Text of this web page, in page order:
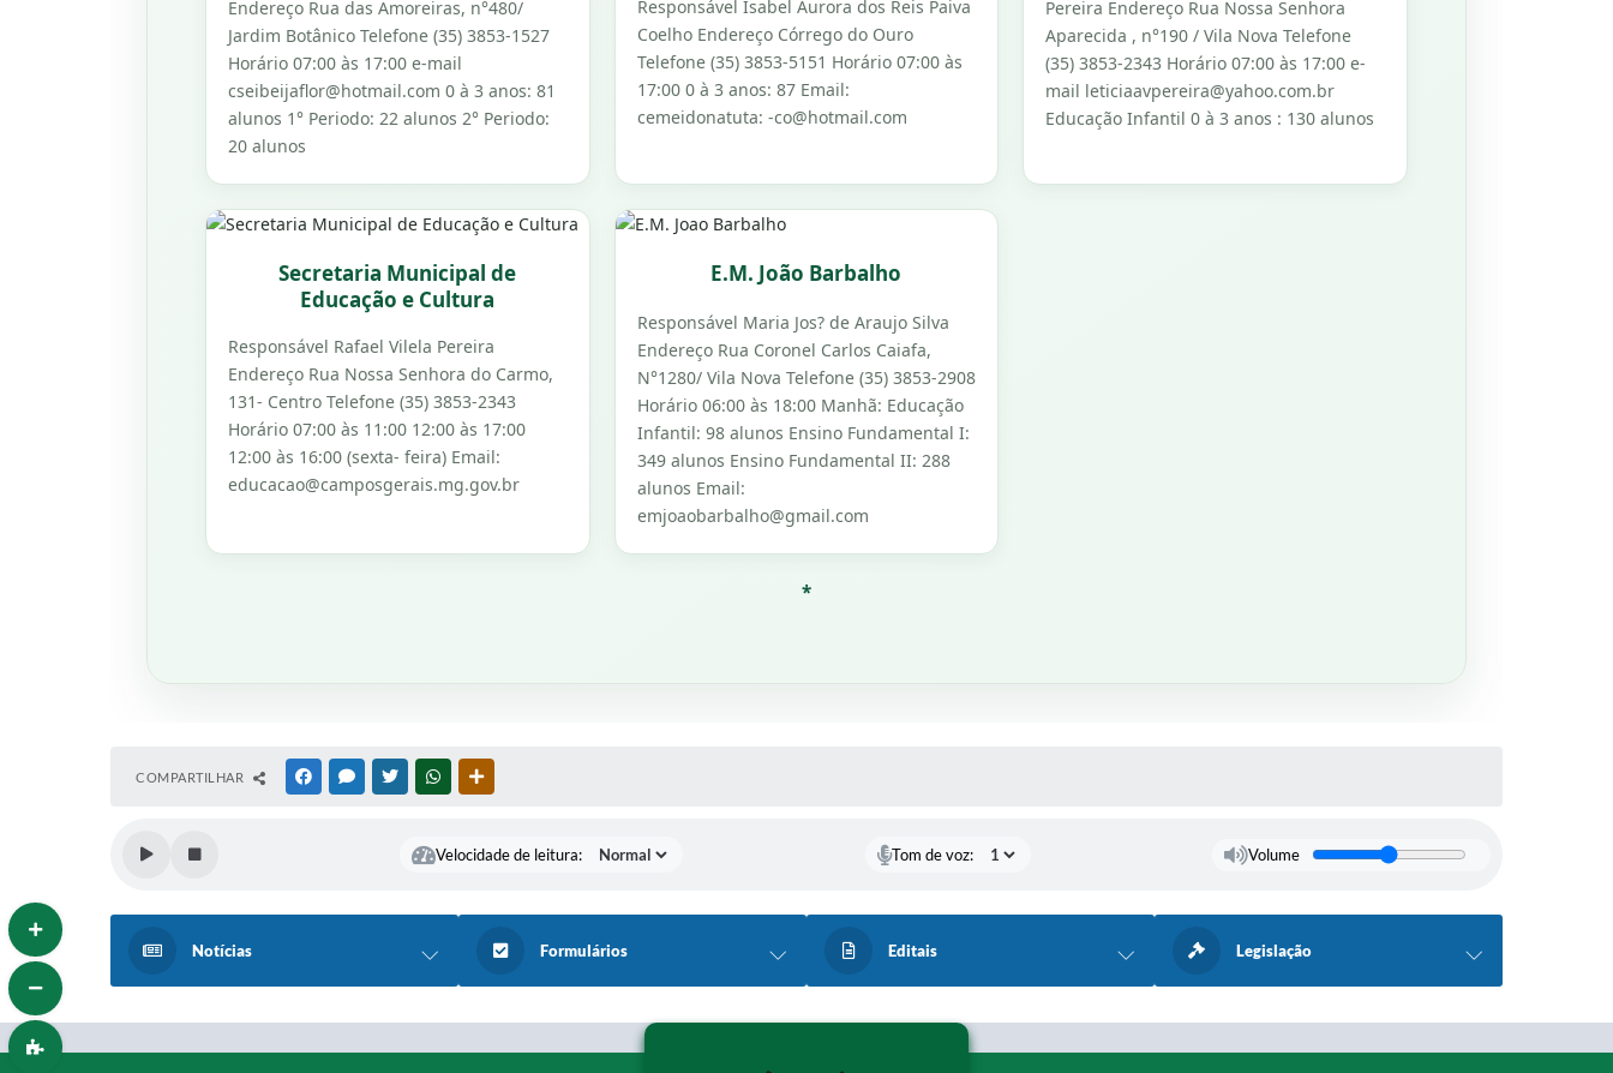
Endereço Rua das Amoreiras, n°480/
Jardim Botânico Telefone (35) 3853-1527
Horário 07:00 às 17:00 e-mail
cseibeijaflor@hotmail.com 0 à 3 anos: 81
alunos 1° Periodo: 22 alunos 2° Periodo:
20 alunos
Responsável Isabel Aurora dos Reis Paiva
Coelho Endereço Córrego do Ouro
Telefone (35) 3853-5151 Horário 07:00 às
17:00 0 à 3 anos: 87 Email:
cemeidonatuta: -co@hotmail.com
Pereira Endereço Rua Nossa Senhora
Aparecida , n°190 / Vila Nova Telefone
(35) 3853-2343 Horário 07:00 às 17:00 e-
mail leticiaavpereira@yahoo.com.br
Educação Infantil 0 à 3 anos : 130 alunos
Secretaria Municipal de
Educação e Cultura
Responsável Rafael Vilela Pereira
Endereço Rua Nossa Senhora do Carmo,
131- Centro Telefone (35) 3853-2343
Horário 07:00 às 11:00 12:00 às 17:00
12:00 às 16:00 (sexta- feira) Email:
educacao@camposgerais.mg.gov.br
E.M. João Barbalho
Responsável Maria Jos? de Araujo Silva
Endereço Rua Coronel Carlos Caiafa,
N°1280/ Vila Nova Telefone (35) 3853-2908
Horário 06:00 às 18:00 Manhã: Educação
Infantil: 98 alunos Ensino Fundamental I:
349 alunos Ensino Fundamental II: 288
alunos Email:
emjoaobarbalho@gmail.com
*
COMPARTILHAR FACEBOOKMESSENGER
TWITTERWHATSAPP
Velocidade de leitura: Tom de voz: Volume
Notícias Formulários Editais Legislação